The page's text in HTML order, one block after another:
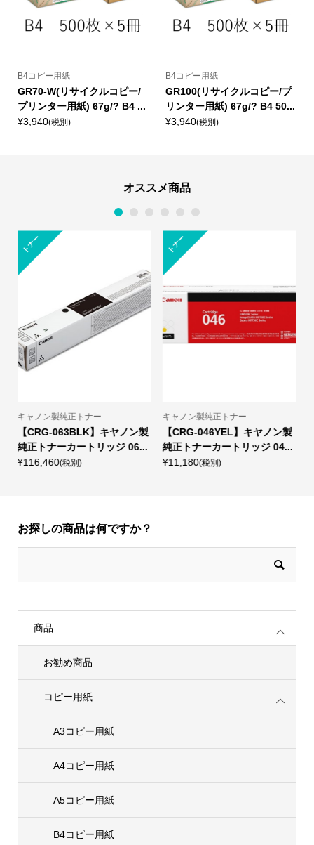
B4コピー用紙
GR70-W(リサイクルコピー/
プリンター用紙) 67g/? B4 ...
¥3,940(税別)
B4コピー用紙
GR100(リサイクルコピー/プ
リンター用紙) 67g/? B4 50...
¥3,940(税別)
オススメ商品
トナー
キャノン製純正トナー
【CRG-063BLK】キヤノン製
純正トナーカートリッジ 06...
¥116,460(税別)
トナー
キャノン製純正トナー
【CRG-046YEL】キヤノン製
純正トナーカートリッジ 04...
¥11,180(税別)
1 2 3 4 5 6
お探しの商品は何ですか？
商品
お勧め商品
コピー用紙
A3コピー用紙
A4コピー用紙
A5コピー用紙
B4コピー用紙